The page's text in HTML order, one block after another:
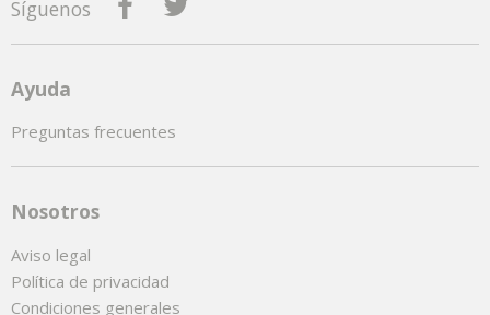
Síguenos
Ayuda
Preguntas frecuentes
Nosotros
Aviso legal
Política de privacidad
Condiciones generales